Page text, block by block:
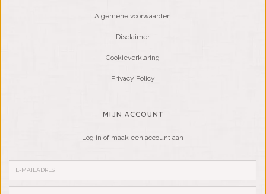
Algemene voorwaarden
Disclaimer
Cookieverklaring
Privacy Policy
MIJN ACCOUNT
Log in of maak een account aan